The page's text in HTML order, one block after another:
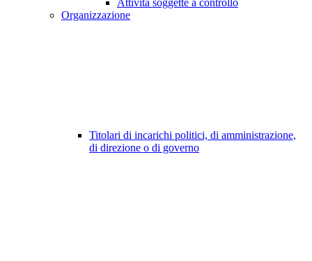
Attività soggette a controllo
Organizzazione
Titolari di incarichi politici, di amministrazione,
di direzione o di governo